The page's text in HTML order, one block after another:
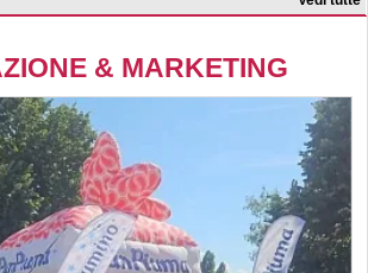
& MARKETING